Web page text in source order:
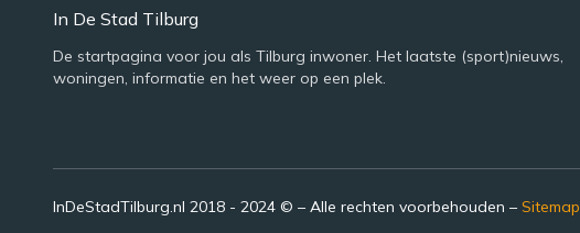
In De Stad Tilburg
De startpagina voor jou als Tilburg inwoner. Het laatste (sport)nieuws,
woningen, informatie en het weer op een plek.
InDeStadTilburg.nl 2018 - 2024 © – Alle rechten voorbehouden – Sitemap